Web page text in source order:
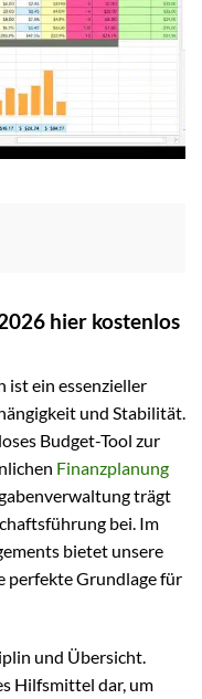
hier kostenlos
ist ein essenzieller
und Stabilität.
Budget-Tool zur
Finanzplanung
trägt
bei. Im
bietet unsere
perfekte Grundlage für
und Übersicht.
Hilfsmittel dar, um